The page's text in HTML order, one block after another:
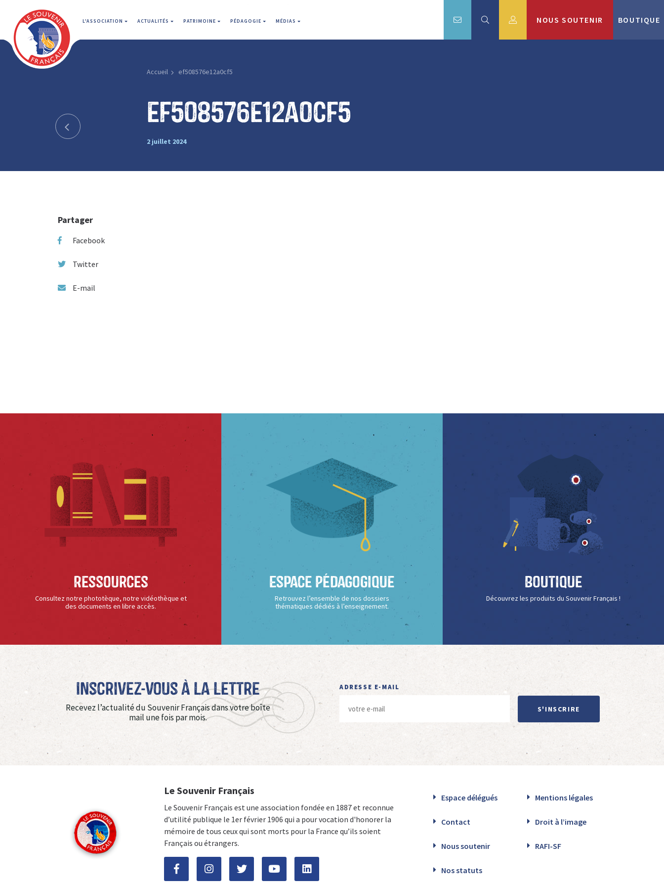
L'ASSOCIATION ACTUALITÉS PATRIMOINE PÉDAGOGIE MÉDIAS NOUS SOUTENIR BOUTIQUE
Accueil ef508576e12a0cf5
ef508576e12a0cf5
2 juillet 2024
Partager
Facebook
Twitter
E-mail
Ressources
Consultez notre phototèque, notre vidéothèque et
des documents en libre accès.
Espace Pédagogique
Retrouvez l’ensemble de nos dossiers
thématiques dédiés à l’enseignement.
Boutique
Découvrez les produits du Souvenir Français !
Inscrivez-vous à La Lettre
Recevez l’actualité du Souvenir Français dans votre boîte
mail une fois par mois.
ADRESSE E-MAIL
S'INSCRIRE
Le Souvenir Français
Le Souvenir Français est une association fondée en 1887 et reconnue
d’utilité publique le 1er février 1906 qui a pour vocation d'honorer la
mémoire de tous ceux qui sont morts pour la France qu’ils soient
Français ou étrangers.
Espace délégués Mentions légales
Contact Droit à l’image
Nous soutenir RAFI-SF
Nos statuts